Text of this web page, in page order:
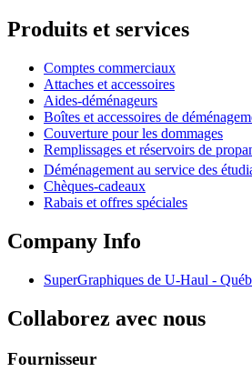
Produits et services
Comptes commerciaux
Attaches et accessoires
Aides-déménageurs
Boîtes et accessoires de
Couverture pour les dommages
Remplissages et réservoirs de
Déménagement au service des
Chèques-cadeaux
Rabais et offres spéciales
Company Info
SuperGraphiques de U-Haul -
Collaborez avec nous
Fournisseur